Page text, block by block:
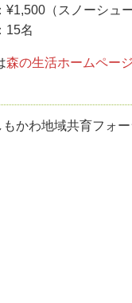
¥1,500（スノーシュ
15名
森の生活ホームページ
もかわ地域共育フォ